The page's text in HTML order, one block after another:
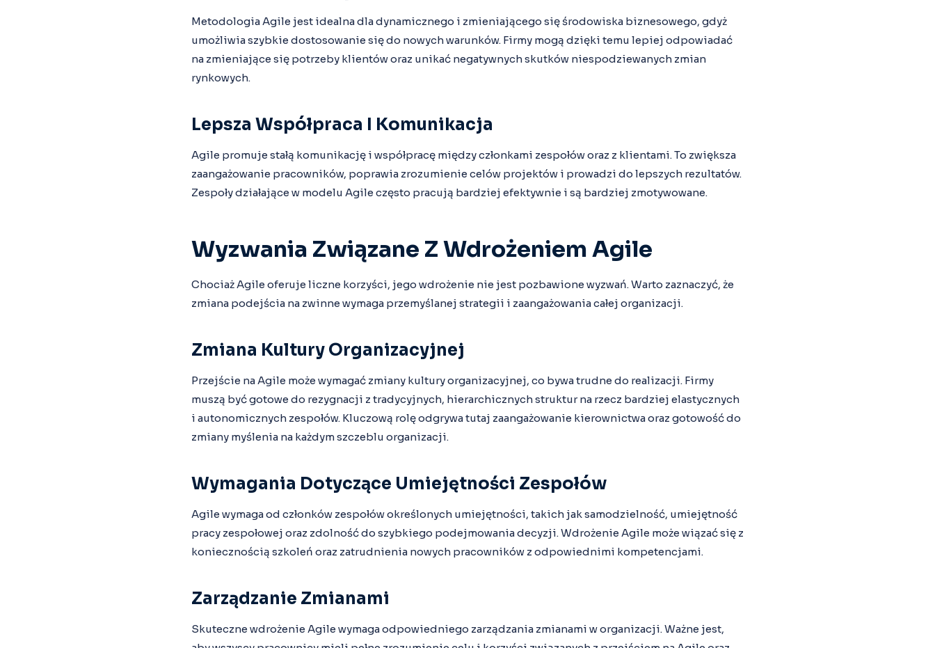
Metodologia Agile jest idealna dla dynamicznego i zmieniającego się środowiska biznesowego, gdyż
umożliwia szybkie dostosowanie się do nowych warunków. Firmy mogą dzięki temu lepiej odpowiadać
na zmieniające się potrzeby klientów oraz unikać negatywnych skutków niespodziewanych zmian
rynkowych.
Lepsza Współpraca I Komunikacja
Agile promuje stałą komunikację i współpracę między członkami zespołów oraz z klientami. To zwiększa
zaangażowanie pracowników, poprawia zrozumienie celów projektów i prowadzi do lepszych rezultatów.
Zespoły działające w modelu Agile często pracują bardziej efektywnie i są bardziej zmotywowane.
Wyzwania Związane Z Wdrożeniem Agile
Chociaż Agile oferuje liczne korzyści, jego wdrożenie nie jest pozbawione wyzwań. Warto zaznaczyć, że
zmiana podejścia na zwinne wymaga przemyślanej strategii i zaangażowania całej organizacji.
Zmiana Kultury Organizacyjnej
Przejście na Agile może wymagać zmiany kultury organizacyjnej, co bywa trudne do realizacji. Firmy
muszą być gotowe do rezygnacji z tradycyjnych, hierarchicznych struktur na rzecz bardziej elastycznych
i autonomicznych zespołów. Kluczową rolę odgrywa tutaj zaangażowanie kierownictwa oraz gotowość do
zmiany myślenia na każdym szczeblu organizacji.
Wymagania Dotyczące Umiejętności Zespołów
Agile wymaga od członków zespołów określonych umiejętności, takich jak samodzielność, umiejętność
pracy zespołowej oraz zdolność do szybkiego podejmowania decyzji. Wdrożenie Agile może wiązać się z
koniecznością szkoleń oraz zatrudnienia nowych pracowników z odpowiednimi kompetencjami.
Zarządzanie Zmianami
Skuteczne wdrożenie Agile wymaga odpowiedniego zarządzania zmianami w organizacji. Ważne jest,